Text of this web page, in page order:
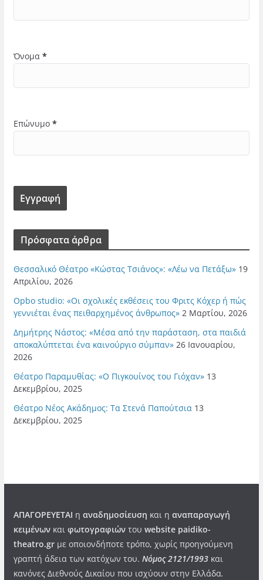
Όνομα *
Επώνυμο *
Πρόσφατα άρθρα
Θεσσαλικό Θέατρο «Κώστας Τσιάνος»: «Λέω να Πετάξω» 19
Απριλίου, 2026
Opbo studio: «Οι σχολικές εκθέσεις του Φριτς Κόχερ ή πώς
γεννιέται ένας πειθαρχημένος άνθρωπος» 2 Μαρτίου, 2026
Δημήτρης Νάστος: «Μέσα από την παράσταση, στα παιδιά
αποκαλύπτεται ένα καινούργιο σύμπαν» 26 Ιανουαρίου,
2026
Θέατρο Παραμυθίας: «Ο Πιγκουίνος του Γιόχαν» 13
Δεκεμβρίου, 2025
Θέατρο Νέος Ακάδημος: Τα Στενά Παπούτσια 13
Δεκεμβρίου, 2025
ΑΠΑΓΟΡΕΥΕΤΑΙ η αναδημοσίευση και η αναπαραγωγή
κειμένωνκαι φωτογραφιώντου website paidiko-
theatro.grμε οποιονδήποτε τρόπο, χωρίς προηγούμενη
γραπτή άδεια των κατόχων του. Νόμος 2121/1993και
κανόνες Διεθνούς Δικαίου που ισχύουν στην Ελλάδα.